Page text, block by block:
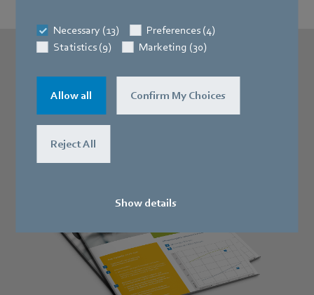
Necessary (13)
Preferences (4)
Statistics (9)
Marketing (30)
Allow all Confirm My Choices
Reject All
Show details
Napięcie, moc, prędkość —pobierz
specyfikację techniczną silnika iQ-one